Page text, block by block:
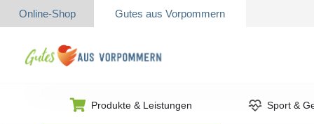
Online-Shop Gutes aus Vorpommern
Produkte & Leistungen Sport &